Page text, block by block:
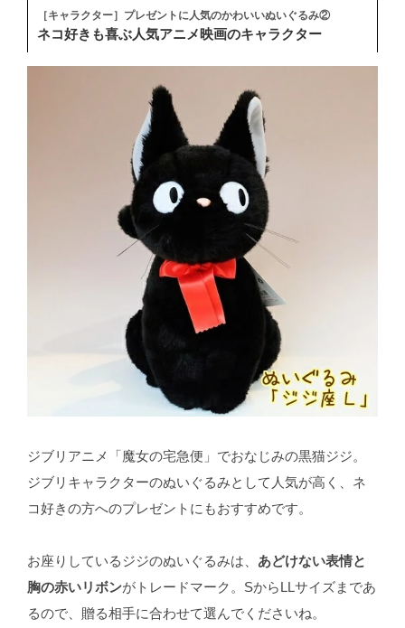
［キャラクター］プレゼントに人気のかわいいぬいぐるみ②
ネコ好きも喜ぶ人気アニメ映画のキャラクター
ジブリアニメ「魔女の宅急便」でおなじみの黒猫ジジ。
ジブリキャラクターのぬいぐるみとして人気が高く、ネ
コ好きの方へのプレゼントにもおすすめです。
お座りしているジジのぬいぐるみは、 あどけない表情と
胸の赤いリボンがトレードマーク。SからLLサイズまであ
るので、贈る相手に合わせて選んでくださいね。